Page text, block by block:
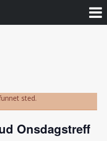
sted.
Onsdagstreff